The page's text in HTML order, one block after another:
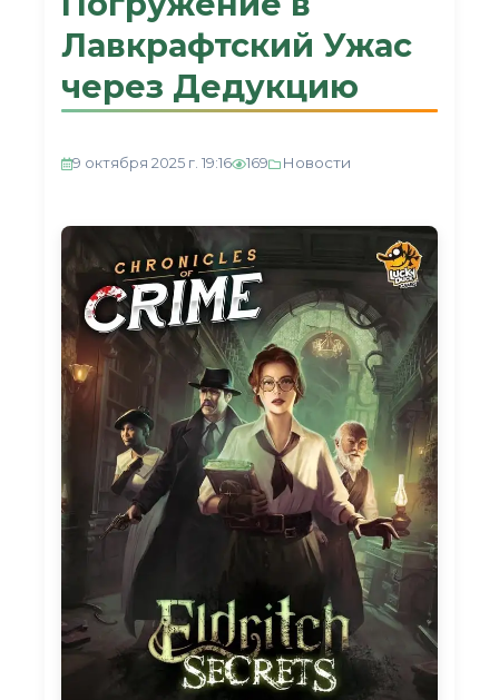
Лавкрафтский Ужас
через Дедукцию
9 октября 2025 г. 19:16 169 Новости